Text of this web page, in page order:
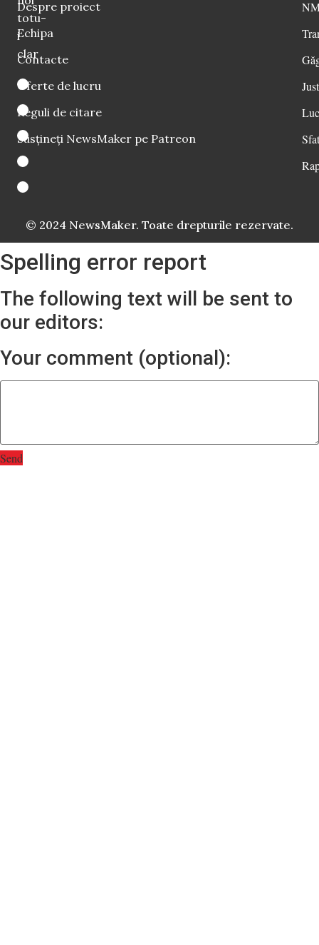
totu-
i
clar
Despre proiect
Echipa
Contacte
Oferte de lucru
Reguli de citare
Susțineți NewsMaker pe Patreon
© 2024 NewsMaker. Toate drepturile rezervate.
Spelling error report
The following text will be sent to
our editors:
Your comment (optional):
Send